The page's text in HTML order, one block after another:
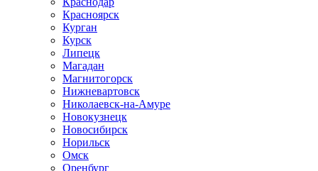
Красноярск
Курган
Курск
Липецк
Магадан
Магнитогорск
Нижневартовск
Николаевск-на-Амуре
Новокузнецк
Новосибирск
Норильск
Омск
Оренбург